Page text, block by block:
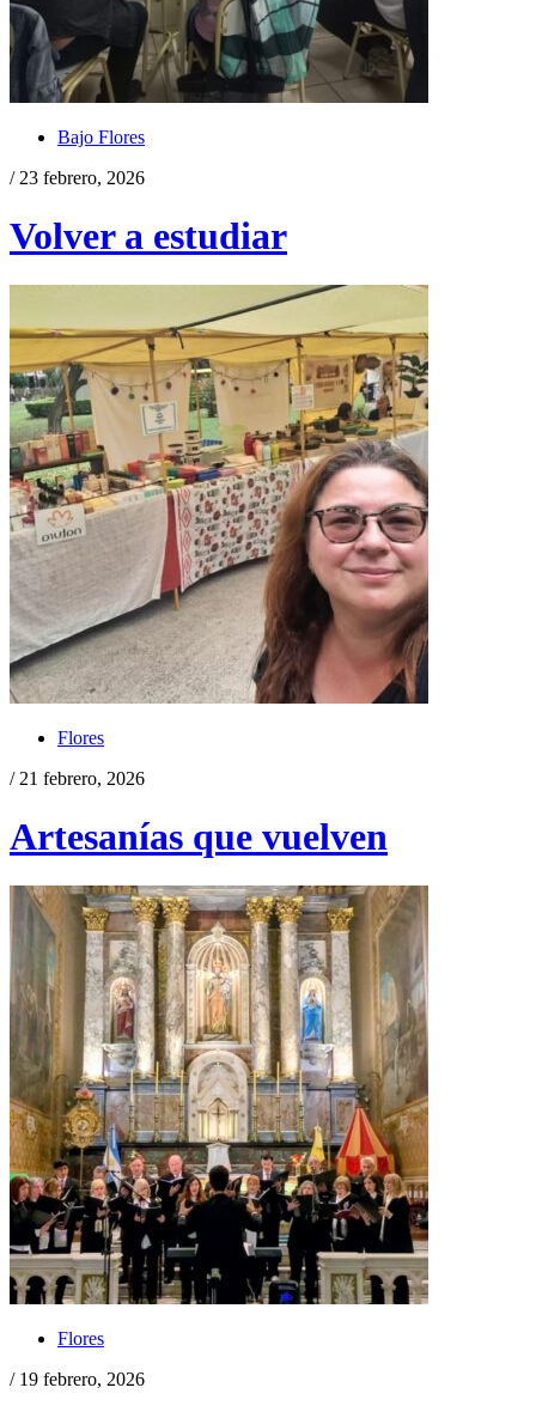
Bajo Flores
/ 23 febrero, 2026
Volver a estudiar
Flores
/ 21 febrero, 2026
Artesanías que vuelven
Flores
/ 19 febrero, 2026